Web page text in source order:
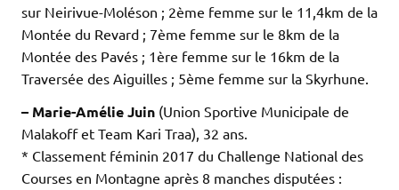
sur Neirivue-Moléson ; 2ème femme sur le 11,4km de la
Montée du Revard ; 7ème femme sur le 8km de la
Montée des Pavés ; 1ère femme sur le 16km de la
Traversée des Aiguilles ; 5ème femme sur la Skyrhune.
– Marie-Amélie Juin (Union Sportive Municipale de
Malakoff et Team Kari Traa), 32 ans.
* Classement féminin 2017 du Challenge National des
Courses en Montagne après 8 manches disputées :